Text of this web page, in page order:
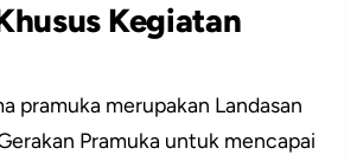
Kegiatan
pramuka merupakan Landasan
Pramuka untuk mencapai